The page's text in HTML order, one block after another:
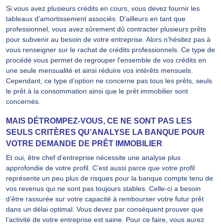
Si vous avez plusieurs crédits en cours, vous devez fournir les
tableaux d'amortissement associés. D’ailleurs en tant que
professionnel, vous avez sûrement dû contracter plusieurs prêts
pour subvenir au besoin de votre entreprise. Alors n’hésitez pas à
vous renseigner sur le rachat de crédits professionnels. Ce type de
procédé vous permet de regrouper l'ensemble de vos crédits en
une seule mensualité et ainsi réduire vos intérêts mensuels.
Cependant, ce type d’option ne concerne pas tous les prêts, seuls
le prêt à la consommation ainsi que le prêt immobilier sont
concernés.
MAIS DÉTROMPEZ-VOUS, CE NE SONT PAS LES
SEULS CRITÈRES QU’ANALYSE LA BANQUE POUR
VOTRE DEMANDE DE PRÊT IMMOBILIER
Et oui, être chef d’entreprise nécessite une analyse plus
approfondie de votre profil. C’est aussi parce que votre profil
représente un peu plus de risques pour la banque compte tenu de
vos revenus qui ne sont pas toujours stables. Celle-ci a besoin
d’être rassurée sur votre capacité à rembourser votre futur prêt
dans un délai optimal. Vous devez par conséquent prouver que
l’activité de votre entreprise est saine. Pour ce faire, vous aurez